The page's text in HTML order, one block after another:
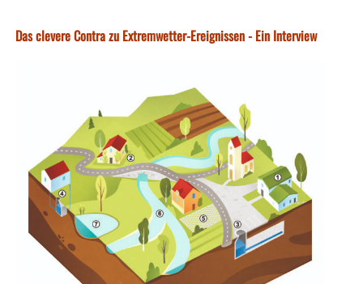
Das clevere Contra zu Extremwetter-Ereignissen - Ein Interview